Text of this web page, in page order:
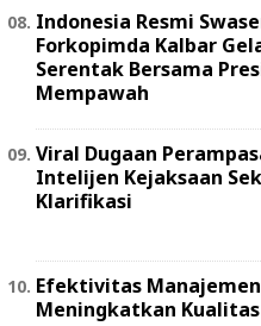
Indonesia Resmi
Forkopimda Kalbar
Serentak Bersama
Mempawah
Viral Dugaan
Intelijen Kejaksaan
Klarifikasi
Efektivitas
Meningkatkan